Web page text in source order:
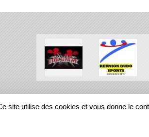
site utilise des cookies et vous donne le